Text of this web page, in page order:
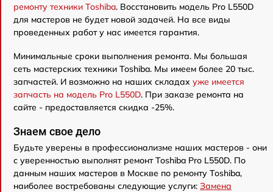
ремонту техники Toshiba. Восстановить модель Pro L550D
для мастеров не будет новой задачей. На все виды
проведенных работ у нас имеется гарантия.
Минимальные сроки выполнения ремонта. Мы большая
сеть мастерских техники Toshiba. Мы имеем более 20 тыс.
запчастей. И возможно на наших складах уже имеется
запчасть на модель Pro L550D. При заказе ремонта на
сайте - предоставляется скидка -25%.
Знаем свое дело
Будьте уверены в профессионализме наших мастеров - они
с уверенностью выполнят ремонт Toshiba Pro L550D. По
данным наших мастеров в Москве по ремонту Toshiba,
наиболее востребованы следующие услуги: Замена